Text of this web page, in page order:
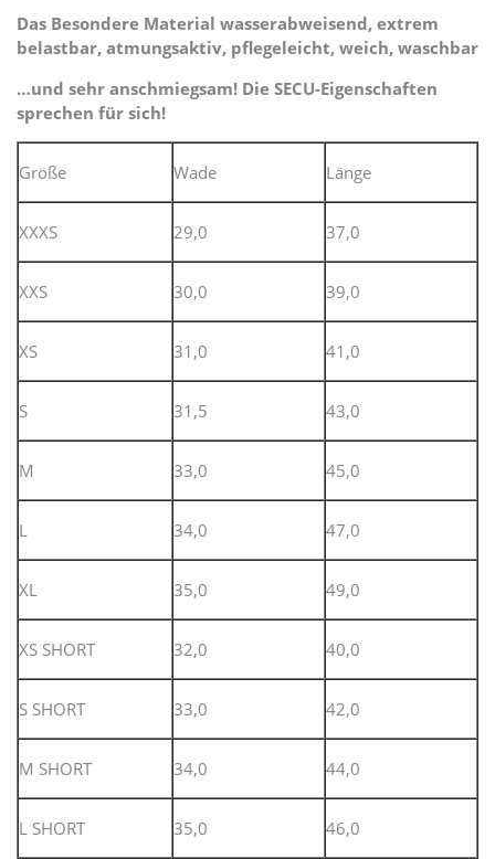
Das Besondere Material wasserabweisend, extrem
belastbar, atmungsaktiv, pflegeleicht, weich, waschbar
…und sehr anschmiegsam! Die SECU-Eigenschaften
sprechen für sich!
Größe Wade Länge
XXXS 29,0 37,0
XXS 30,0 39,0
XS 31,0 41,0
S 31,5 43,0
M 33,0 45,0
L 34,0 47,0
XL 35,0 49,0
XS SHORT 32,0 40,0
S SHORT 33,0 42,0
M SHORT 34,0 44,0
L SHORT 35,0 46,0